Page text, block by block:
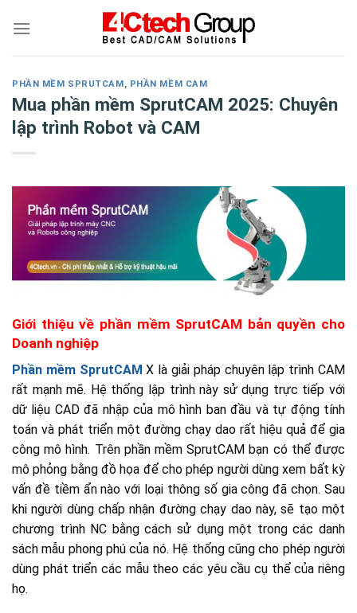
PHẦN MỀM SPRUTCAM, PHẦN MỀM CAM
Mua phần mềm SprutCAM 2025: Chuyên
lập trình Robot và CAM
Giới thiệu về phần mềm SprutCAM bản quyền cho
Doanh nghiệp
Phần mềm SprutCAM X là giải pháp chuyên lập trình CAM
rất mạnh mẽ. Hệ thống lập trình này sử dụng trực tiếp với
dữ liệu CAD đã nhập của mô hình ban đầu và tự động tính
toán và phát triển một đường chạy dao rất hiệu quả để gia
công mô hình. Trên phần mềm SprutCAM bạn có thể được
mô phỏng bằng đồ họa để cho phép người dùng xem bất kỳ
vấn đề tiềm ẩn nào với loại thông số gia công đã chọn. Sau
khi người dùng chấp nhận đường chạy dao này, sẽ tạo một
chương trình NC bằng cách sử dụng một trong các danh
sách mẫu phong phú của nó. Hệ thống cũng cho phép người
dùng phát triển các mẫu theo các yêu cầu cụ thể của riêng
họ.